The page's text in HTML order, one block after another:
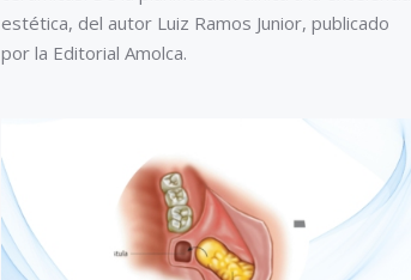
estética, del autor Luiz Ramos Junior, publicado
por la Editorial Amolca.